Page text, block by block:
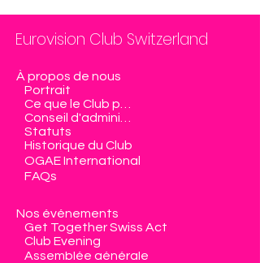
Eurovision Club Switzerland
À propos de nous
Portrait
Statuts
Historique du Club
OGAE International
FAQs
Nos événements
Get Together Swiss Act
Club Evening
Assemblée générale